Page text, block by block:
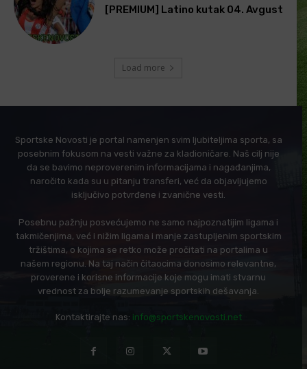
[PREMIUM] Latino kutak 04. Avgust
Load more
Sportske Novosti je portal namenjen svim ljubiteljima sporta, sa
posebnim fokusom na vesti važne za kladioničare. Naš cilj nije
da se bavimo neproverenim informacijama i nagađanjima,
naročito kada su u pitanju transferi, već da objavljujemo
isključivo potvrđene i zvanične vesti.
Posebnu pažnju posvećujemo ne samo najpoznatijim ligama i
takmičenjima, već i nižim ligama i manje zastupljenim sportskim
tržištima, o kojima se retko može pročitati na portalima u
našem regionu. Na taj način čitaocima donosimo relevantne,
proverene i korisne informacije koje mogu imati stvarnu
vrednost za bolje razumevanje sportskih dešavanja.
Kontaktirajte nas: info@sportskenovosti.net